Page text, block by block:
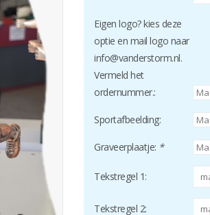
Eigen logo? kies deze
optie en mail logo naar
info@vanderstorm.nl.
Vermeld het
ordernummer.:
Sportafbeelding:
Graveerplaatje: *
Tekstregel 1:
Tekstregel 2: